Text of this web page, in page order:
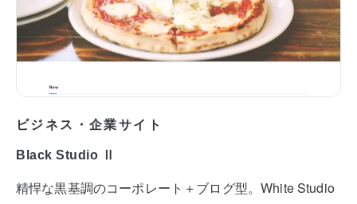
ビジネス・企業サイト
Black Studio Ⅱ
精悍な黒基調のコーポレート＋ブログ型。White Studio